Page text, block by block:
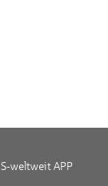
S-weltweit APP